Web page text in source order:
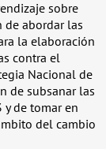
sobre
de abordar las
la elaboración
contra el
Nacional de
de subsanar las
de tomar en
del cambio